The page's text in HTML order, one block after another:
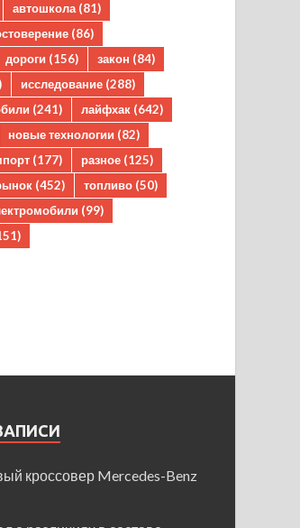
автошкола (81)
(86)
дороги (156) закон (84)
исследование (288)
(241) лайфхак (642)
новые технологии (82)
(177) разное (125)
(452) топливо (50)
(99)
кроссовер Mercedes-Benz